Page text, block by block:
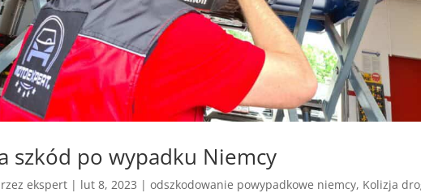
szkód po wypadku Niemcy
ekspert| lut 8, 2023 | odszkodowanie powypadkowe niemcy, Kolizja